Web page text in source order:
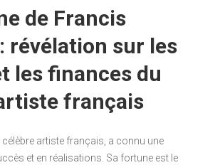
de Francis
révélation sur les
les finances du
français
célèbre artiste français, a connu une
et en réalisations. Sa fortune est le